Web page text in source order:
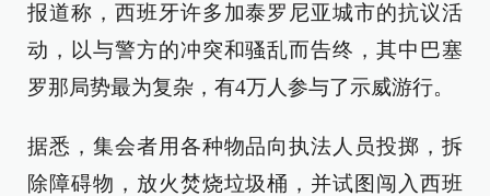
报道称，西班牙许多加泰罗尼亚城市的抗议活
动，以与警方的冲突和骚乱而告终，其中巴塞
罗那局势最为复杂，有4万人参与了示威游行。
据悉，集会者用各种物品向执法人员投掷，拆
除障碍物，放火焚烧垃圾桶，并试图闯入西班